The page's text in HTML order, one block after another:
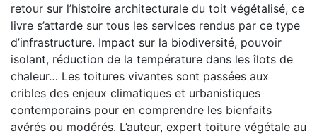
retour sur l’histoire architecturale du toit végétalisé, ce
livre s’attarde sur tous les services rendus par ce type
d’infrastructure. Impact sur la biodiversité, pouvoir
isolant, réduction de la température dans les îlots de
chaleur… Les toitures vivantes sont passées aux
cribles des enjeux climatiques et urbanistiques
contemporains pour en comprendre les bienfaits
avérés ou modérés. L’auteur, expert toiture végétale au